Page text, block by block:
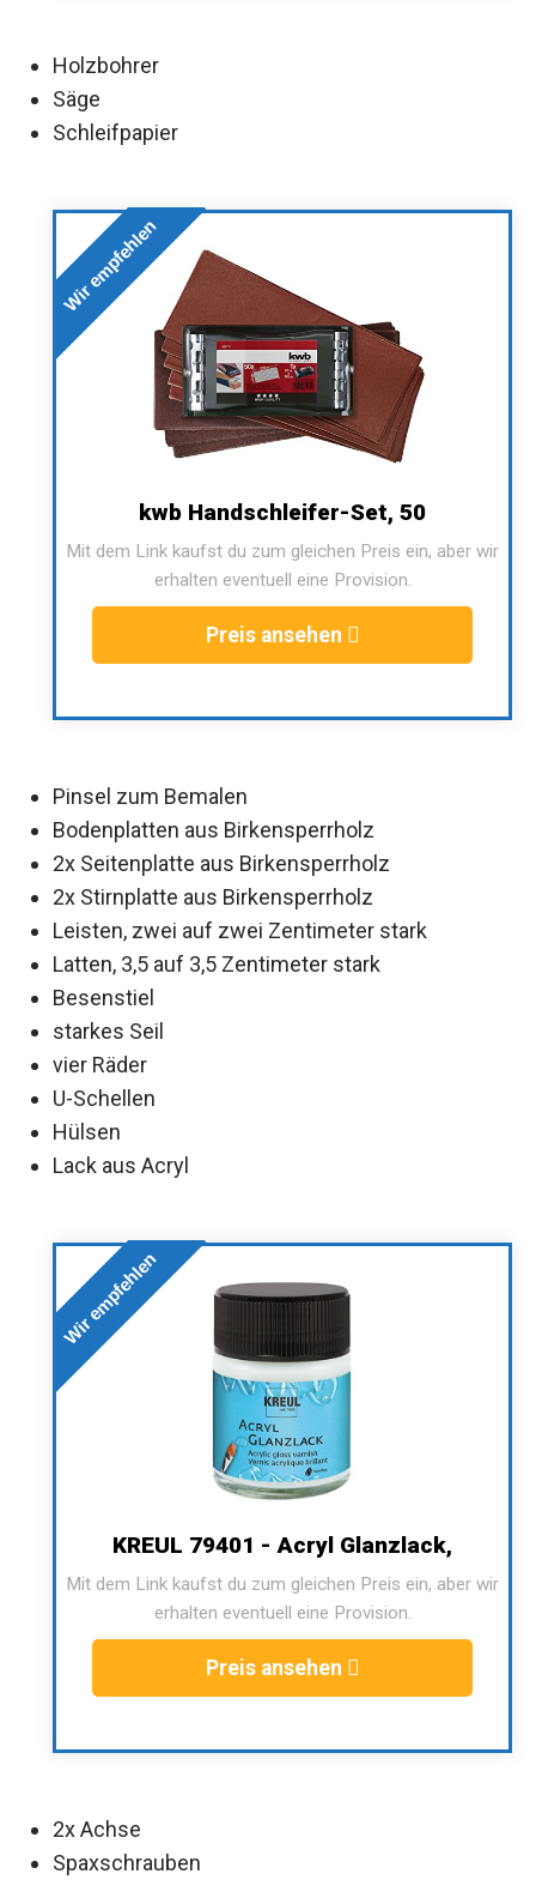
Holzbohrer
Säge
Schleifpapier
Wir empfehlen
kwb Handschleifer-Set, 50
Mit dem Link kaufst du zum gleichen Preis ein, aber wir
erhalten eventuell eine Provision.
Preis ansehen
Pinsel zum Bemalen
Bodenplatten aus Birkensperrholz
2x Seitenplatte aus Birkensperrholz
2x Stirnplatte aus Birkensperrholz
Leisten, zwei auf zwei Zentimeter stark
Latten, 3,5 auf 3,5 Zentimeter stark
Besenstiel
starkes Seil
vier Räder
U-Schellen
Hülsen
Lack aus Acryl
Wir empfehlen
KREUL 79401 - Acryl Glanzlack,
Mit dem Link kaufst du zum gleichen Preis ein, aber wir
erhalten eventuell eine Provision.
Preis ansehen
2x Achse
Spaxschrauben